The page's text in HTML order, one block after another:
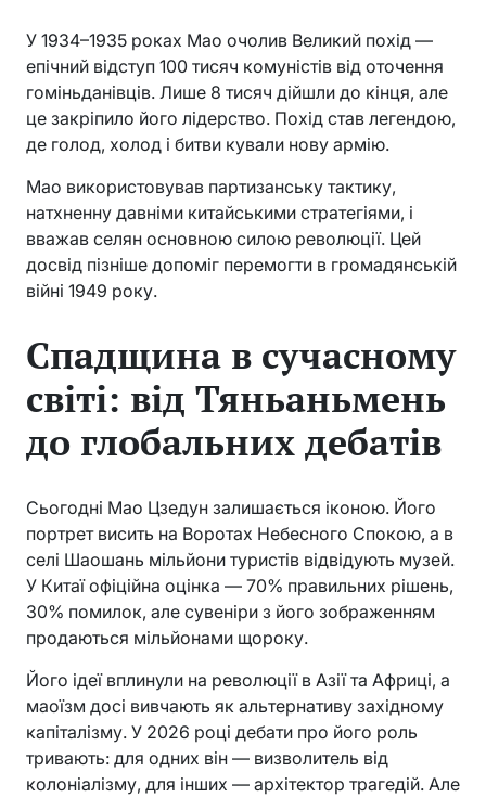
У 1934–1935 роках Мао очолив Великий похід —
епічний відступ 100 тисяч комуністів від оточення
гоміньданівців. Лише 8 тисяч дійшли до кінця, але
це закріпило його лідерство. Похід став легендою,
де голод, холод і битви кували нову армію.
Мао використовував партизанську тактику,
натхненну давніми китайськими стратегіями, і
вважав селян основною силою революції. Цей
досвід пізніше допоміг перемогти в громадянській
війні 1949 року.
Спадщина в сучасному
світі: від Тяньаньмень
до глобальних дебатів
Сьогодні Мао Цзедун залишається іконою. Його
портрет висить на Воротах Небесного Спокою, а в
селі Шаошань мільйони туристів відвідують музей.
У Китаї офіційна оцінка — 70% правильних рішень,
30% помилок, але сувеніри з його зображенням
продаються мільйонами щороку.
Його ідеї вплинули на революції в Азії та Африці, а
маоїзм досі вивчають як альтернативу західному
капіталізму. У 2026 році дебати про його роль
тривають: для одних він — визволитель від
колоніалізму, для інших — архітектор трагедій. Але